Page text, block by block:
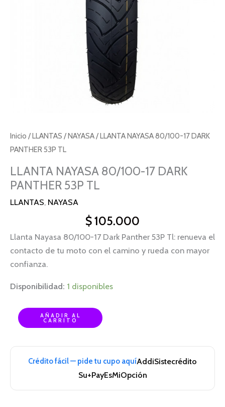
Inicio /LLANTAS /NAYASA/ LLANTA NAYASA 80/100-17 DARK
PANTHER 53P TL
LLANTA NAYASA 80/100-17 DARK
PANTHER 53P TL
LLANTAS, NAYASA
$105.000
Llanta Nayasa 80/100-17 Dark Panther 53P Tl: renueva el
contacto de tu moto con el camino y rueda con mayor
confianza.
Disponibilidad: 1 disponibles
AÑADIR AL
CARRITO
Crédito fácil — pide tu cupo aquíAddiSistecrédito
Su+PayEsMiOpción